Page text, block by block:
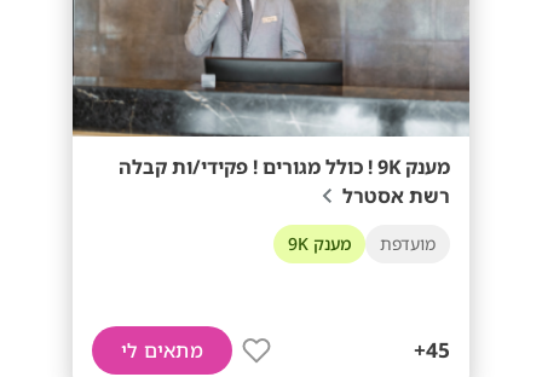
מענק 9K ! כולל מגורים ! פקידי/ות קבלה
רשת אסטרל
מועדפת מענק 9K
45+ מתאים לי